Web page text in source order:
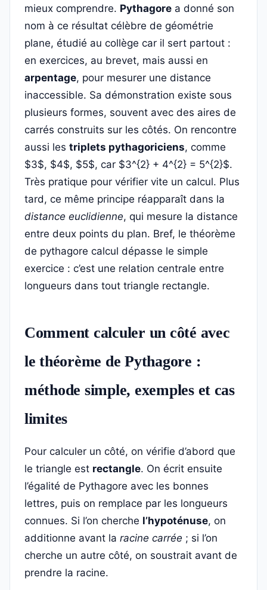
mieux comprendre. Pythagore a donné son
nom à ce résultat célèbre de géométrie
plane, étudié au collège car il sert partout :
en exercices, au brevet, mais aussi en
arpentage, pour mesurer une distance
inaccessible. Sa démonstration existe sous
plusieurs formes, souvent avec des aires de
carrés construits sur les côtés. On rencontre
aussi les triplets pythagoriciens, comme
$3$, $4$, $5$, car $3^{2} + 4^{2} = 5^{2}$.
Très pratique pour vérifier vite un calcul. Plus
tard, ce même principe réapparaît dans la
distance euclidienne, qui mesure la distance
entre deux points du plan. Bref, le théorème
de pythagore calcul dépasse le simple
exercice : c’est une relation centrale entre
longueurs dans tout triangle rectangle.
Comment calculer un côté avec
le théorème de Pythagore :
méthode simple, exemples et cas
limites
Pour calculer un côté, on vérifie d’abord que
le triangle est rectangle. On écrit ensuite
l’égalité de Pythagore avec les bonnes
lettres, puis on remplace par les longueurs
connues. Si l’on cherche l’hypoténuse, on
additionne avant la racine carrée ; si l’on
cherche un autre côté, on soustrait avant de
prendre la racine.